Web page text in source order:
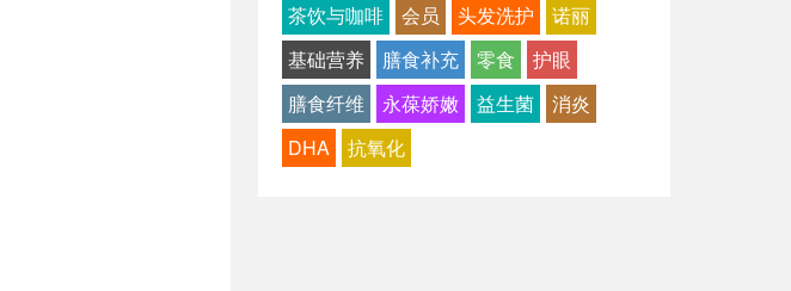
茶饮与咖啡
会员 头发洗护
诺丽
基础营养
膳食补充 零食
护眼
膳食纤维
永葆娇嫩 益生菌
消炎
DHA
抗氧化